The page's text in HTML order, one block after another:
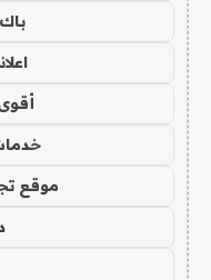
باك
خدمات
موقع